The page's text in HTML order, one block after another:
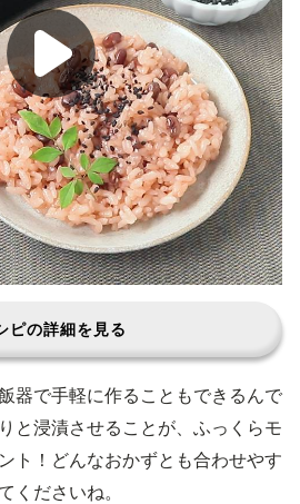
ピの詳細を見る
器で手軽に作ることもできるんで
と浸漬させることが、ふっくらモ
ト！どんなおかずとも合わせやす
くださいね。